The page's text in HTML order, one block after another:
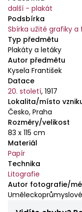
další - plakát
Podsbírka
Sbírka užité grafiky a
Typ předmětu
Plakáty a letáky
Autor předmětu
Kysela František
Datace
20. století, 1917
Lokalita/místo
Česko, Praha
Rozměry/velikost
83 x 115 cm
Materiál
Papír
Technika
Litografie
Autor fotografie/